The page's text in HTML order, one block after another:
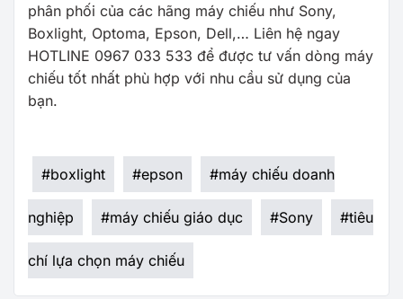
phân phối của các hãng máy chiếu như Sony,
Boxlight, Optoma, Epson, Dell,… Liên hệ ngay
HOTLINE 0967 033 533 để được tư vấn dòng máy
chiếu tốt nhất phù hợp với nhu cầu sử dụng của
bạn.
#boxlight #epson #máy chiếu doanh
nghiệp #máy chiếu giáo dục #Sony #tiêu
chí lựa chọn máy chiếu